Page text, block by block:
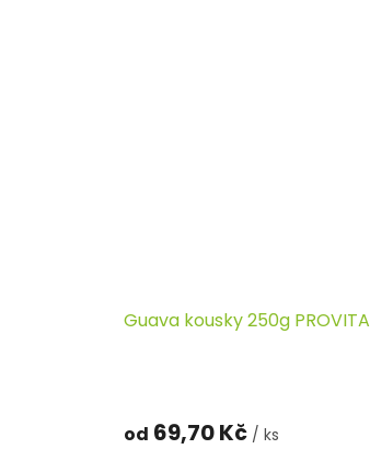
Guava kousky 250g PROVITA
od 69,70 Kč / ks